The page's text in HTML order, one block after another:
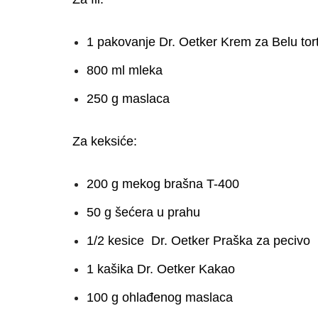
1 pakovanje Dr. Oetker Krem za Belu
800 ml mleka
250 g maslaca
Za keksiće:
200 g mekog brašna T-400
50 g šećera u prahu
1/2 kesice Dr. Oetker Praška za pecivo
1 kašika Dr. Oetker Kakao
100 g ohlađenog maslaca